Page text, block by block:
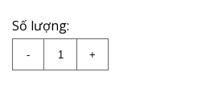
Số lượng:
- Ức gà nguyên xương số lượng
+